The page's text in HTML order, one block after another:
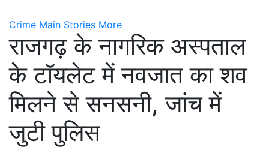
Crime Main Stories More
राजगढ़ के नागरिक अस्पताल
के टॉयलेट में नवजात का शव
मिलने से सनसनी, जांच में
जुटी पुलिस